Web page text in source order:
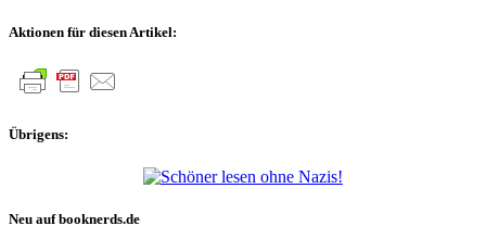
Aktionen für diesen Artikel:
Übrigens:
Neu auf booknerds.de